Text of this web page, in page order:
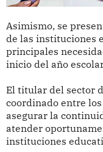
Asimismo, se
de las instituciones
principales
inicio del año
El titular del sector
coordinado entre
asegurar la
atender
instituciones